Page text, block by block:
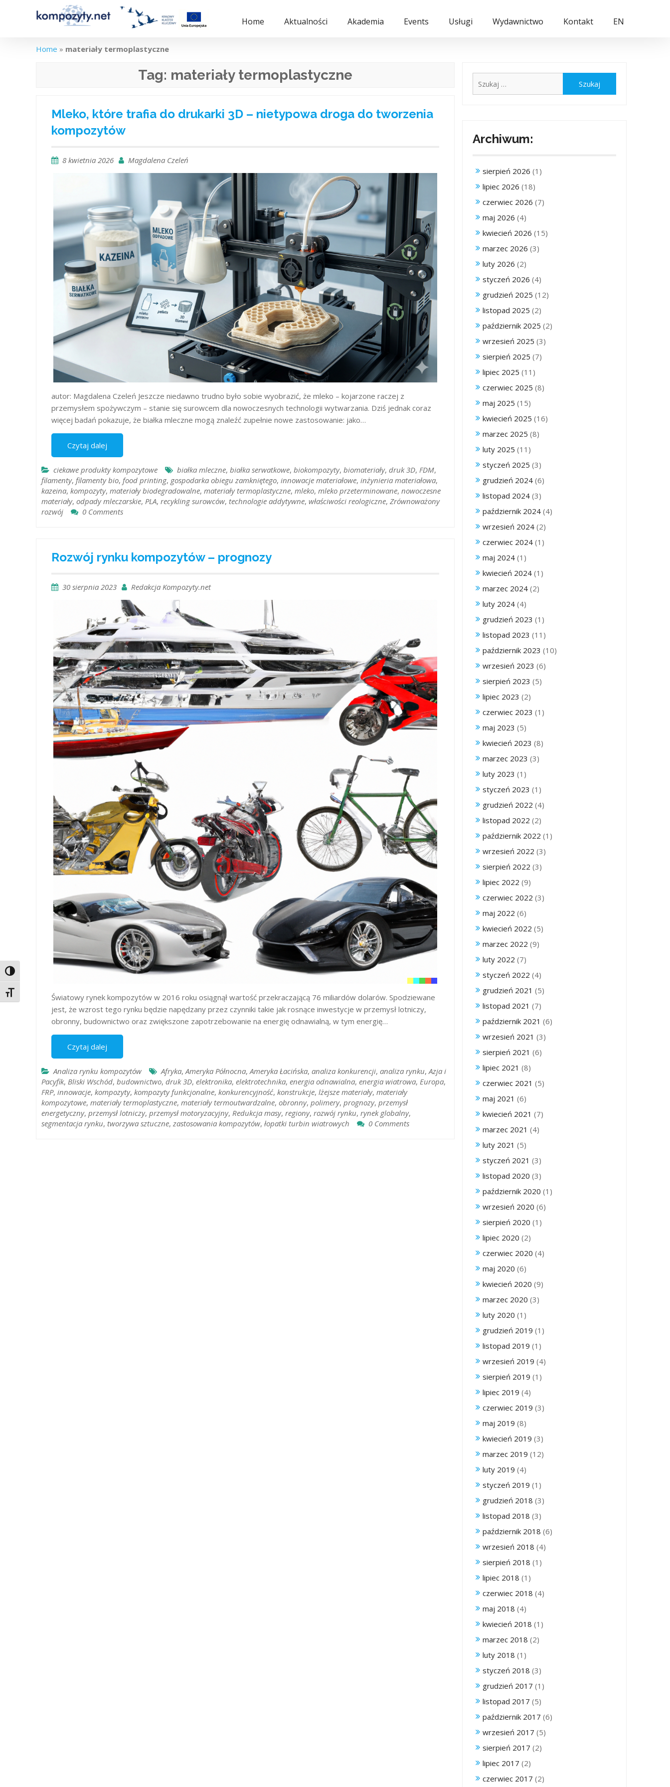
Toggle High Contrast
Toggle Font size
Home Aktualności Akademia Events Usługi Wydawnictwo Kontakt EN
Home » materiały termoplastyczne
Tag: materiały termoplastyczne
Mleko, które trafia do drukarki 3D – nietypowa droga do tworzenia
kompozytów
8 kwietnia 2026 Magdalena Czeleń
autor: Magdalena Czeleń Jeszcze niedawno trudno było sobie wyobrazić, że mleko – kojarzone raczej z
przemysłem spożywczym – stanie się surowcem dla nowoczesnych technologii wytwarzania. Dziś jednak coraz
więcej badań pokazuje, że białka mleczne mogą znaleźć zupełnie nowe zastosowanie: jako…
Czytaj dalej
ciekawe produkty kompozytowe białka mleczne, białka serwatkowe, biokompozyty, biomateriały, druk 3D, FDM,
filamenty, filamenty bio, food printing, gospodarka obiegu zamkniętego, innowacje materiałowe, inżynieria materiałowa,
kazeina, kompozyty, materiały biodegradowalne, materiały termoplastyczne, mleko, mleko przeterminowane, nowoczesne
materiały, odpady mleczarskie, PLA, recykling surowców, technologie addytywne, właściwości reologiczne, Zrównoważony
rozwój
0 Comments
Rozwój rynku kompozytów – prognozy
30 sierpnia 2023 Redakcja Kompozyty.net
Światowy rynek kompozytów w 2016 roku osiągnął wartość przekraczającą 76 miliardów dolarów. Spodziewane
jest, że wzrost tego rynku będzie napędzany przez czynniki takie jak rosnące inwestycje w przemysł lotniczy,
obronny, budownictwo oraz zwiększone zapotrzebowanie na energię odnawialną, w tym energię…
Czytaj dalej
Analiza rynku kompozytów Afryka,Ameryka Północna,Ameryka Łacińska, analiza konkurencji, analiza rynku,Azja i
Pacyfik, Bliski Wschód, budownictwo, druk 3D, elektronika, elektrotechnika, energia odnawialna, energia wiatrowa, Europa,
FRP, innowacje, kompozyty, kompozyty funkcjonalne, konkurencyjność, konstrukcje, lżejsze materiały, materiały
kompozytowe, materiały termoplastyczne, materiały termoutwardzalne, obronny, polimery, prognozy, przemysł
energetyczny, przemysł lotniczy, przemysł motoryzacyjny, Redukcja masy, regiony, rozwój rynku, rynek globalny,
segmentacja rynku, tworzywa sztuczne, zastosowania kompozytów, łopatki turbin wiatrowych 0 Comments
Archiwum:
sierpień 2026 (1)
lipiec 2026 (18)
czerwiec 2026 (7)
maj 2026 (4)
kwiecień 2026 (15)
marzec 2026 (3)
luty 2026 (2)
styczeń 2026 (4)
grudzień 2025 (12)
listopad 2025 (2)
październik 2025 (2)
wrzesień 2025 (3)
sierpień 2025 (7)
lipiec 2025 (11)
czerwiec 2025 (8)
maj 2025 (15)
kwiecień 2025 (16)
marzec 2025 (8)
luty 2025 (11)
styczeń 2025 (3)
grudzień 2024 (6)
listopad 2024 (3)
październik 2024 (4)
wrzesień 2024 (2)
czerwiec 2024 (1)
maj 2024 (1)
kwiecień 2024 (1)
marzec 2024 (2)
luty 2024 (4)
grudzień 2023 (1)
listopad 2023 (11)
październik 2023 (10)
wrzesień 2023 (6)
sierpień 2023 (5)
lipiec 2023 (2)
czerwiec 2023 (1)
maj 2023 (5)
kwiecień 2023 (8)
marzec 2023 (3)
luty 2023 (1)
styczeń 2023 (1)
grudzień 2022 (4)
listopad 2022 (2)
październik 2022 (1)
wrzesień 2022 (3)
sierpień 2022 (3)
lipiec 2022 (9)
czerwiec 2022 (3)
maj 2022 (6)
kwiecień 2022 (5)
marzec 2022 (9)
luty 2022 (7)
styczeń 2022 (4)
grudzień 2021 (5)
listopad 2021 (7)
październik 2021 (6)
wrzesień 2021 (3)
sierpień 2021 (6)
lipiec 2021 (8)
czerwiec 2021 (5)
maj 2021 (6)
kwiecień 2021 (7)
marzec 2021 (4)
luty 2021 (5)
styczeń 2021 (3)
listopad 2020 (3)
październik 2020 (1)
wrzesień 2020 (6)
sierpień 2020 (1)
lipiec 2020 (2)
czerwiec 2020 (4)
maj 2020 (6)
kwiecień 2020 (9)
marzec 2020 (3)
luty 2020 (1)
grudzień 2019 (1)
listopad 2019 (1)
wrzesień 2019 (4)
sierpień 2019 (1)
lipiec 2019 (4)
czerwiec 2019 (3)
maj 2019 (8)
kwiecień 2019 (3)
marzec 2019 (12)
luty 2019 (4)
styczeń 2019 (1)
grudzień 2018 (3)
listopad 2018 (3)
październik 2018 (6)
wrzesień 2018 (4)
sierpień 2018 (1)
lipiec 2018 (1)
czerwiec 2018 (4)
maj 2018 (4)
kwiecień 2018 (1)
marzec 2018 (2)
luty 2018 (1)
styczeń 2018 (3)
grudzień 2017 (1)
listopad 2017 (5)
październik 2017 (6)
wrzesień 2017 (5)
sierpień 2017 (2)
lipiec 2017 (2)
czerwiec 2017 (2)